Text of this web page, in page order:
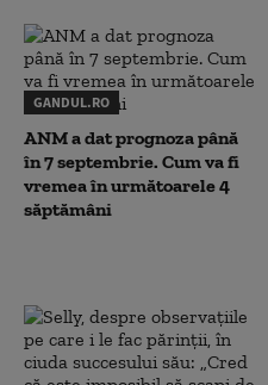
GANDUL.RO
ANM a dat prognoza până
în 7 septembrie. Cum va fi
vremea în următoarele 4
săptămâni